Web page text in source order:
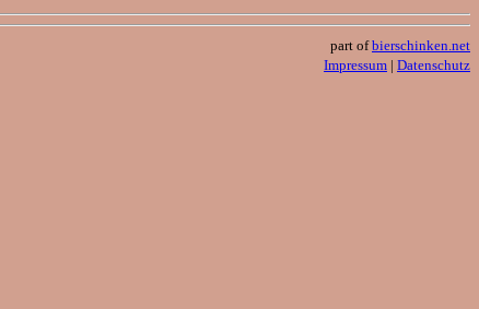
part ofbierschinken.net
Impressum | Datenschutz